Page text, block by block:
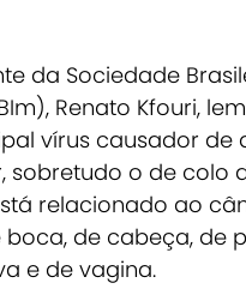
da Sociedade
Renato Kfouri,
vírus causador de
sobretudo o de colo
relacionado ao
de cabeça, de
e de vagina.